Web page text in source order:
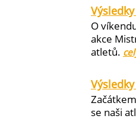
O
akce
atletů.
se naši